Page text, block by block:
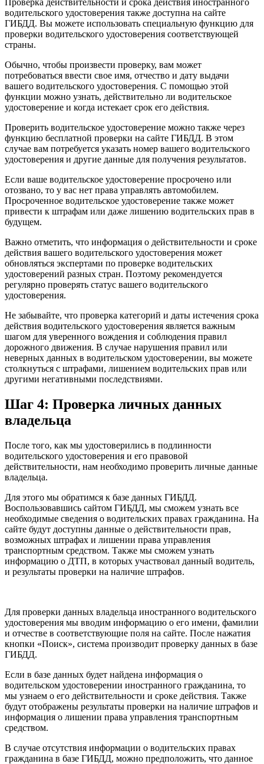
Проверка действительности и срока действия иностранного
водительского удостоверения также доступна на сайте
ГИБДД. Вы можете использовать специальную функцию для
проверки водительского удостоверения соответствующей
страны.
Обычно, чтобы произвести проверку, вам может
потребоваться ввести свое имя, отчество и дату выдачи
вашего водительского удостоверения. С помощью этой
функции можно узнать, действительно ли водительское
удостоверение и когда истекает срок его действия.
Проверить водительское удостоверение можно также через
функцию бесплатной проверки на сайте ГИБДД. В этом
случае вам потребуется указать номер вашего водительского
удостоверения и другие данные для получения результатов.
Если ваше водительское удостоверение просрочено или
отозвано, то у вас нет права управлять автомобилем.
Просроченное водительское удостоверение также может
привести к штрафам или даже лишению водительских прав в
будущем.
Важно отметить, что информация о действительности и сроке
действия вашего водительского удостоверения может
обновляться экспертами по проверке водительских
удостоверений разных стран. Поэтому рекомендуется
регулярно проверять статус вашего водительского
удостоверения.
Не забывайте, что проверка категорий и даты истечения срока
действия водительского удостоверения является важным
шагом для уверенного вождения и соблюдения правил
дорожного движения. В случае нарушения правил или
неверных данных в водительском удостоверении, вы можете
столкнуться с штрафами, лишением водительских прав или
другими негативными последствиями.
Шаг 4: Проверка личных данных
владельца
После того, как мы удостоверились в подлинности
водительского удостоверения и его правовой
действительности, нам необходимо проверить личные данные
владельца.
Для этого мы обратимся к базе данных ГИБДД.
Воспользовавшись сайтом ГИБДД, мы сможем узнать все
необходимые сведения о водительских правах гражданина. На
сайте будут доступны данные о действительности прав,
возможных штрафах и лишении права управления
транспортным средством. Также мы сможем узнать
информацию о ДТП, в которых участвовал данный водитель,
и результаты проверки на наличие штрафов.
Для проверки данных владельца иностранного водительского
удостоверения мы вводим информацию о его имени, фамилии
и отчестве в соответствующие поля на сайте. После нажатия
кнопки «Поиск», система производит проверку данных в базе
ГИБДД.
Если в базе данных будет найдена информация о
водительском удостоверении иностранного гражданина, то
мы узнаем о его действительности и сроке действия. Также
будут отображены результаты проверки на наличие штрафов и
информация о лишении права управления транспортным
средством.
В случае отсутствия информации о водительских правах
гражданина в базе ГИБДД, можно предположить, что данное